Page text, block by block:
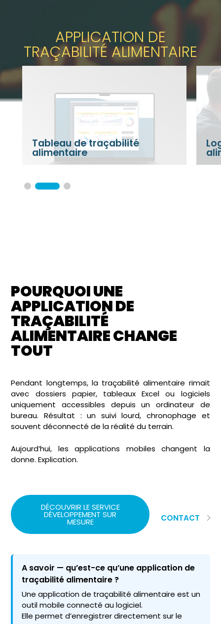
APPLICATION DE
TRAÇABILITÉ ALIMENTAIRE
Logiciel de traçabilité
alimentaire
POURQUOI UNE
APPLICATION DE
TRAÇABILITÉ
ALIMENTAIRE CHANGE
TOUT
Pendant longtemps, la traçabilité alimentaire rimait
avec dossiers papier, tableaux Excel ou logiciels
uniquement accessibles depuis un ordinateur de
bureau. Résultat : un suivi lourd, chronophage et
souvent déconnecté de la réalité du terrain.
Aujourd’hui, les applications mobiles changent la
donne. Explication.
DÉCOUVRIR LE SERVICE
DÉVELOPPEMENT SUR
MESURE CONTACT
A savoir — qu’est-ce qu’une application de
traçabilité alimentaire ?
Une application de traçabilité alimentaire est un
outil mobile connecté au logiciel.
Elle permet d’enregistrer directement sur le